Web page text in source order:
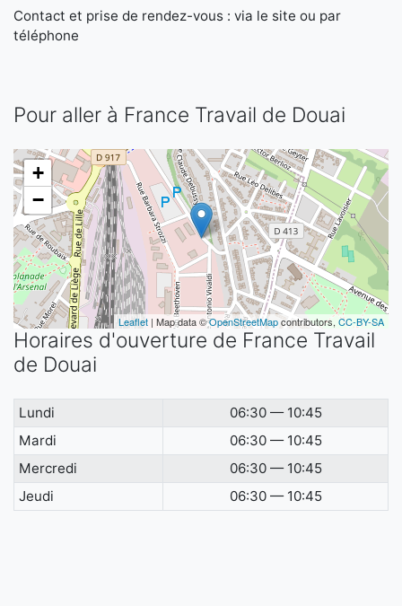
Contact et prise de rendez-vous : via le site ou par
téléphone
Pour aller à France Travail de Douai
+
−
Leaflet | Map data ©OpenStreetMapcontributors, CC-BY-SA
Horaires d'ouverture de France Travail
de Douai
Lundi
06:30 — 10:45
Mardi
06:30 — 10:45
Mercredi
06:30 — 10:45
Jeudi
06:30 — 10:45